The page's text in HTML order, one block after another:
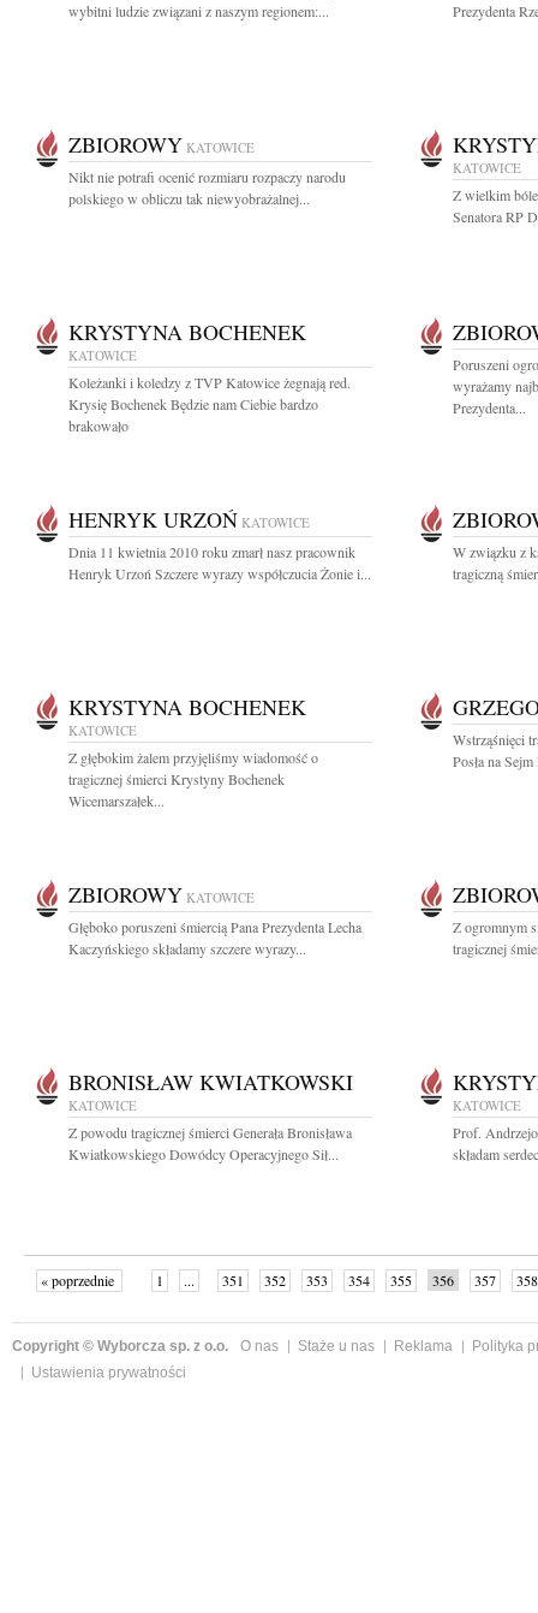
wybitni ludzie związani z naszym regionem:...
Prezydenta
ZBIOROWY KATOWICE
Nikt nie potrafi ocenić rozmiaru rozpaczy narodu
polskiego w obliczu tak niewyobrażalnej...
KATOWICE
Z wielkim
Senatora RP
KRYSTYNA BOCHENEK
KATOWICE
Koleżanki i koledzy z TVP Katowice żegnają red.
Krysię Bochenek Będzie nam Ciebie bardzo
brakowało
Poruszeni
wyrażamy
Prezydenta...
HENRYK URZOŃ KATOWICE
Dnia 11 kwietnia 2010 roku zmarł nasz pracownik
Henryk Urzoń Szczere wyrazy współczucia Żonie i...
W związku z
tragiczną
KRYSTYNA BOCHENEK
KATOWICE
Z głębokim żalem przyjęliśmy wiadomość o
tragicznej śmierci Krystyny Bochenek
Wicemarszałek...
Wstrząśnięci
Posła na
ZBIOROWY KATOWICE
Głęboko poruszeni śmiercią Pana Prezydenta Lecha
Kaczyńskiego składamy szczere wyrazy...
Z ogromnym
tragicznej
BRONISŁAW KWIATKOWSKI
KATOWICE
Z powodu tragicznej śmierci Generała Bronisława
Kwiatkowskiego Dowódcy Operacyjnego Sił...
KATOWICE
Prof.
składam
« poprzednie 1 ... 351 352 353 354 355 356 357
358
Copyright © Wyborcza sp. z o.o. O nas Staże u nas Reklama
Polityka
Ustawienia prywatności